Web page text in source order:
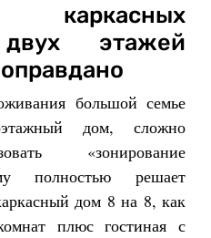
каркасных
этажей
большой семье
дом, сложно
«зонирование
полностью решает
дом 8 на 8, как
плюс гостиная с